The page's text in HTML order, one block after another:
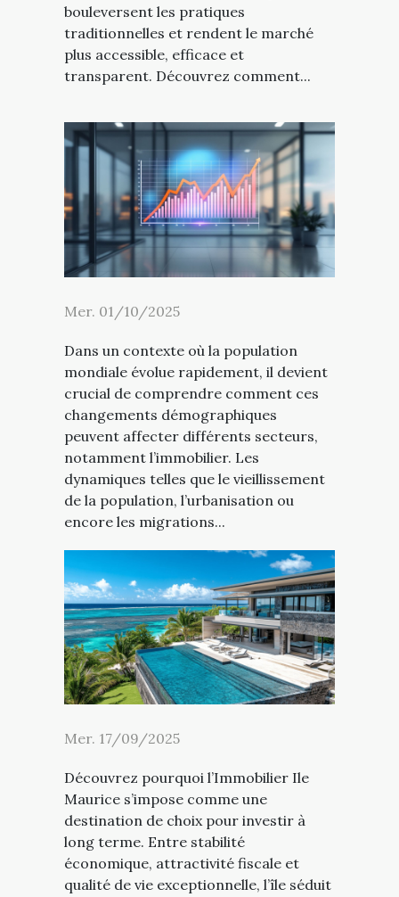
bouleversent les pratiques
traditionnelles et rendent le marché
plus accessible, efficace et
transparent. Découvrez comment...
Mer. 01/10/2025
Dans un contexte où la population
mondiale évolue rapidement, il devient
crucial de comprendre comment ces
changements démographiques
peuvent affecter différents secteurs,
notamment l’immobilier. Les
dynamiques telles que le vieillissement
de la population, l’urbanisation ou
encore les migrations...
Mer. 17/09/2025
Découvrez pourquoi l’Immobilier Ile
Maurice s’impose comme une
destination de choix pour investir à
long terme. Entre stabilité
économique, attractivité fiscale et
qualité de vie exceptionnelle, l’île séduit